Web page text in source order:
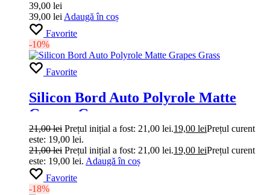
39,00 lei
39,00 lei Adaugă în coș
Favorite
-10%
Favorite
Silicon Bord Auto Polyrole Matte
Grapes Grass
21,00lei Prețul inițial a fost: 21,00 lei.19,00 leiPrețul curent
este: 19,00 lei.
21,00lei Prețul inițial a fost: 21,00 lei.19,00 leiPrețul curent
este: 19,00 lei. Adaugă în coș
Favorite
-18%